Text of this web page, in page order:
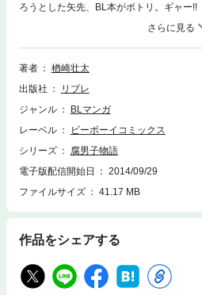
ろうとした矢先、BL本がボトリ。ギャー
覚！ なのに「俺を理解しようと読んで
ねー！ 超ポジティブ思考の恐るべき勘違
じめての恋に右往左往！ 単行本未収録作
著者
楢崎壮太
出版社
リブレ
ジャンル
BLマンガ
レーベル
ビーボーイコミックス
シリーズ
腐男子物語
電子版配信開始日
2014/09/29
ファイルサイズ
41.17 MB
作品をシェアする